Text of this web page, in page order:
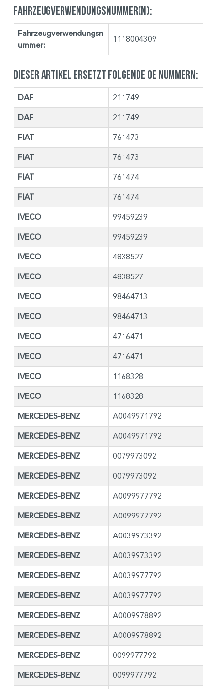
Fahrzeugverwendungsnummer(n):
Fahrzeugverwendungsn
ummer:
1118004309
Dieser Artikel ersetzt folgende OE Nummern:
DAF 211749
DAF 211749
FIAT 761473
FIAT 761473
FIAT 761474
FIAT 761474
IVECO 99459239
IVECO 99459239
IVECO 4838527
IVECO 4838527
IVECO 98464713
IVECO 98464713
IVECO 4716471
IVECO 4716471
IVECO 1168328
IVECO 1168328
MERCEDES-BENZ A0049971792
MERCEDES-BENZ A0049971792
MERCEDES-BENZ 0079973092
MERCEDES-BENZ 0079973092
MERCEDES-BENZ A0099977792
MERCEDES-BENZ A0099977792
MERCEDES-BENZ A0039973392
MERCEDES-BENZ A0039973392
MERCEDES-BENZ A0039977792
MERCEDES-BENZ A0039977792
MERCEDES-BENZ A0009978892
MERCEDES-BENZ A0009978892
MERCEDES-BENZ 0099977792
MERCEDES-BENZ 0099977792